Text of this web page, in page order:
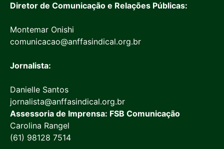
Diretor de Comunicação e Relações Públicas:
Montemar Onishi
comunicacao@anffasindical.org.br
Jornalista:
Danielle Santos
jornalista@anffasindical.org.br
Assessoria de Imprensa: FSB Comunicação
Carolina Rangel
(61) 98128 7514